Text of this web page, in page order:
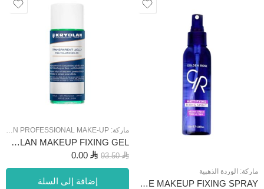
ماركة: الوردة الذهبية
GOLDEN ROSE MATTE MAKEUP FIXING SPRAY
ماركة: KRYOLAN PROFESSIONAL MAKE‑UP
KRYOLAN MAKEUP FIXING GEL
⃁
93.50
⃁
إضافة إلى السلة